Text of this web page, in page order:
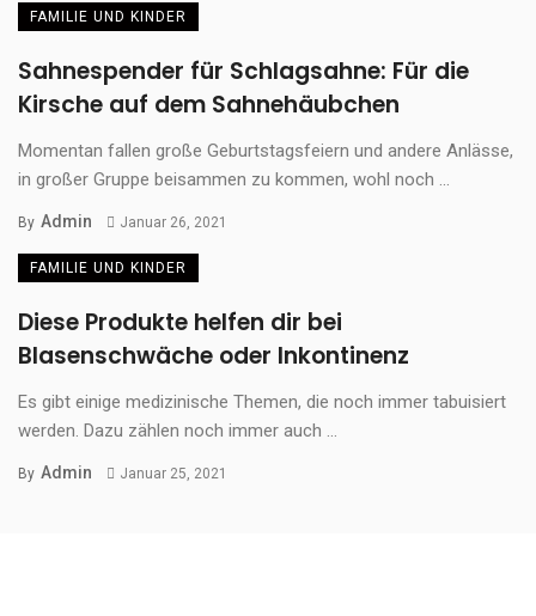
FAMILIE UND KINDER
Sahnespender für Schlagsahne: Für die
Kirsche auf dem Sahnehäubchen
Momentan fallen große Geburtstagsfeiern und andere Anlässe,
in großer Gruppe beisammen zu kommen, wohl noch ...
By Admin Januar 26, 2021
FAMILIE UND KINDER
Diese Produkte helfen dir bei
Blasenschwäche oder Inkontinenz
Es gibt einige medizinische Themen, die noch immer tabuisiert
werden. Dazu zählen noch immer auch ...
By Admin Januar 25, 2021